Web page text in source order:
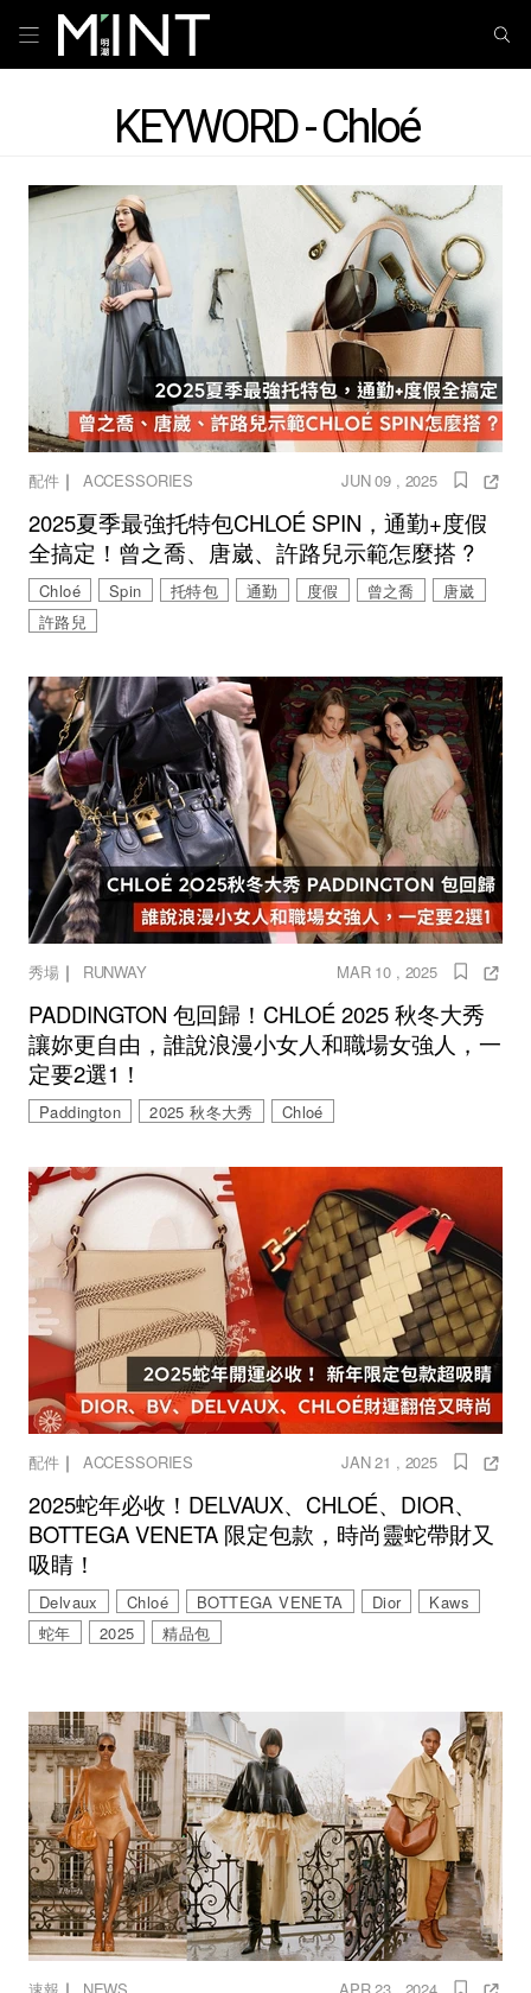
KEYWORD - Chloé
配件｜ ACCESSORIES JUN 09 , 2025
2025夏季最強托特包CHLOÉ SPIN，通勤+度假
全搞定！曾之喬、唐崴、許路兒示範怎麼搭 ?
Chloé Spin 托特包 通勤 度假 曾之喬
唐崴
許路兒
秀場 ｜ RUNWAY MAR 10 , 2025
PADDINGTON 包回歸！CHLOÉ 2025 秋冬大秀
讓妳更自由，誰說浪漫小女人和職場女強人，一
定要2選1！
Paddington 2025 秋冬大秀 Chloé
配件｜ ACCESSORIES JAN 21 , 2025
2025蛇年必收！DELVAUX、CHLOÉ、DIOR、
BOTTEGA VENETA 限定包款，時尚靈蛇帶財又
吸睛！
Delvaux Chloé BOTTEGA VENETA Dior
Kaws
蛇年
2025 精品包
｜